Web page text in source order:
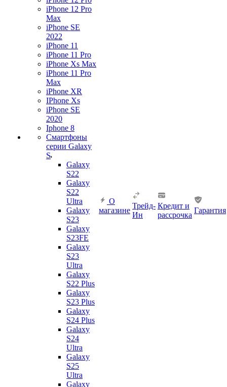
iPhone 12 Pro
Max
iPhone SE
2022
iPhone 11
iPhone 11 Pro
iPhone Xs Max
iPhone 11 Pro
Max
iPhone XR
IPhone Xs
iPhone SE
2020
Iphone 8
Смартфоны
серии Galaxy
S
Galaxy
S22
Galaxy
S22
Ultra
Galaxy
S23
Galaxy
S23FE
Galaxy
S23
Ultra
Galaxy
S22 Plus
Galaxy
S23 Plus
Galaxy
S24 Plus
Galaxy
S24
Ultra
Galaxy
S25
Ultra
Galaxy
О
магазине
Трейд-
Ин
Кредит и
рассрочка
Гарантия